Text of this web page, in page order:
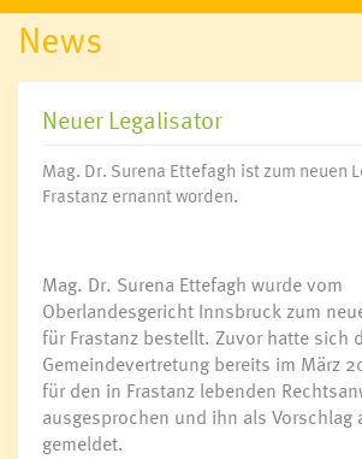
News
Neuer Legalisator
Mag. Dr. Surena Ettefagh ist zum neuen
Frastanz ernannt worden.
Mag. Dr. Surena Ettefagh wurde vom
Oberlandesgericht Innsbruck zum
für Frastanz bestellt. Zuvor hatte sich
Gemeindevertretung bereits im März
für den in Frastanz lebenden
ausgesprochen und ihn als Vorschlag
gemeldet.